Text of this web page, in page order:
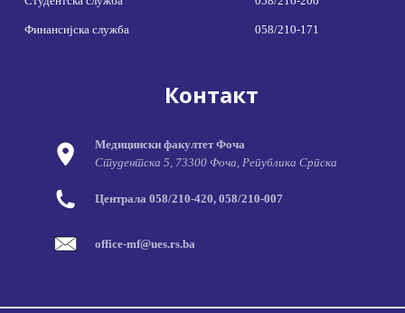
Финансијска служба 058/210-171
Контакт
Медицински факултет Фоча
Студентска 5, 73300 Фоча, Република Српска
Централа 058/210-420, 058/210-007
office-mf@ues.rs.ba